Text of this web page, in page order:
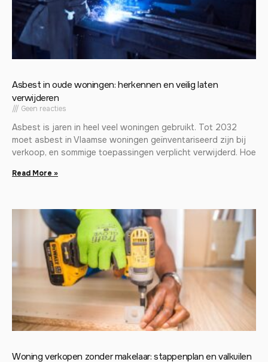
Asbest in oude woningen: herkennen en veilig laten
verwijderen
Geen reacties
Asbest is jaren in heel veel woningen gebruikt. Tot 2032
moet asbest in Vlaamse woningen geïnventariseerd zijn bij
verkoop, en sommige toepassingen verplicht verwijderd. Hoe
Read More »
Woning verkopen zonder makelaar: stappenplan en valkuilen